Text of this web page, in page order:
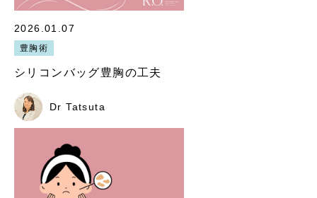
2026.01.07
豊胸術
シリコンバッグ豊胸の工夫
Dr Tatsuta